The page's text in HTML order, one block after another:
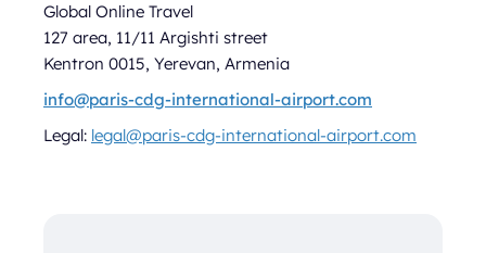
Global Online Travel
127 area, 11/11 Argishti street
Kentron 0015, Yerevan, Armenia
info@paris-cdg-international-airport.com
Legal: legal@paris-cdg-international-airport.com